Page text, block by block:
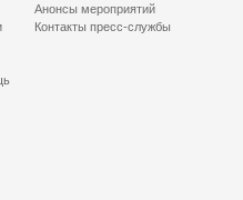
Анонсы мероприятий
Контакты пресс-службы